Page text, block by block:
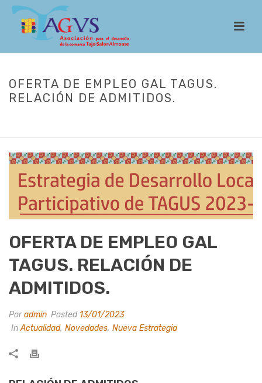
OFERTA DE EMPLEO GAL TAGUS.
RELACIÓN DE ADMITIDOS.
OFERTA DE EMPLEO GAL
TAGUS. RELACIÓN DE
ADMITIDOS.
Poradmin Posted 13/01/2023
InActualidad, Novedades, Nueva Estrategia